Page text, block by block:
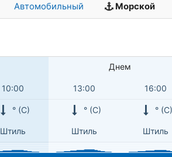
Автомобильный Морской
Днем
10:00 13:00 16:00
° (С) ° (С) ° (С)
Штиль Штиль Штиль